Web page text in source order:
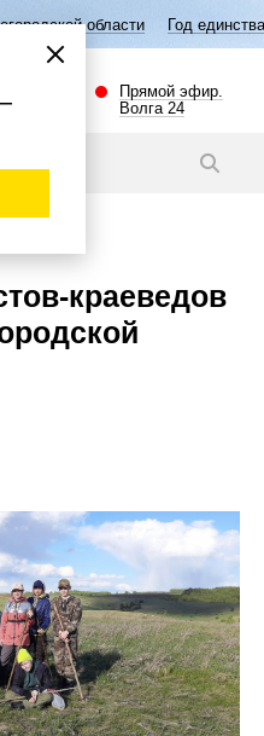
Год единства народов России
Прямой эфир.
Волга 24
краеведов